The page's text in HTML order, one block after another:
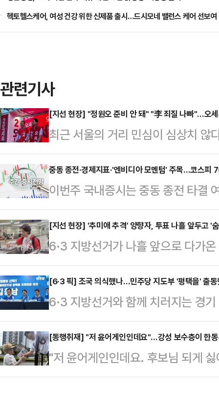
헥토헬스케어, 여성 건강 위한 신제품 출시…드시모네 밸런스 케어 선보여
관련기사
[지선 현장] "정원오 준비 안 돼" "李 죄질 나빠"…오
최근 서울의 거리 민심이 심상치 않
세장이라는 것을 감안하더라도, 이
오 더불어민주당 후보의 TV 토론회
문이다. 판세를 뒤집을 요소라고 판
맞췄다.오 후보는 30일 용산구 후
장 후보 TV 토론회를 먼저 언급했
TV 토론회를 봤는가"라고 물었다
에서 두각을 …
중동 종전·경제지표·'엔비디아 모멘텀' 주목…코스
이번주 국내증시는 중동 종전 타결
등에 영향을 받을 전망이다. 증권
제시했다.지난주(5월 26~29일)
사이에서 움직였다.지난 26일 종
이후, 27일에는 삼성전자·SK하이
향으로 장중 8400선까지 돌파했
가능성이 대두되며 숨고르기 장세
[지선 현장] '추미애 추격' 양향자, 투표 나흘 앞두고 '
6·3 지방선거가 나흘 앞으로 다가
사 후보를 추격 중인 양향자 국민의
를 이어갔다.30일 추미애 후보는 5
을 찾았지만 양향자 후보는 7곳에
보는 이날 오전 유세 일정 이동 과
시민들과 접촉면을 넓혔다. 수원역
중앙공원 유세 장소까지 전철로 이
후보는 지하철 안에서 시민…
[6·3 픽] 조국 의식했나…민주당 지도부 '평택을' 출
6·3 지방선거와 함께 치러지는 경
든 가운데, 더불어민주당 지도부가
정작 김용남 후보 후원회장이자 당
서 일각에서는 그 배경을 둘러싼 해
본선거를 나흘 앞둔 30일, 민주당
[동행취재] "저 윤어게인인데요"…강성 보수층이 한
"저 윤어게인인데요. 후보님 되게
어요."사전투표 마지막 날인 30일,